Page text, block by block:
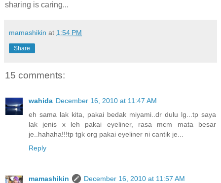
sharing is caring...
mamashikin at 1:54 PM
Share
15 comments:
wahida December 16, 2010 at 11:47 AM
eh sama lak kita, pakai bedak miyami..dr dulu lg...tp saya
lak jenis x leh pakai eyeliner, rasa mcm mata besar
je..hahaha!!!tp tgk org pakai eyeliner ni cantik je...
Reply
mamashikin
December 16, 2010 at 11:57 AM